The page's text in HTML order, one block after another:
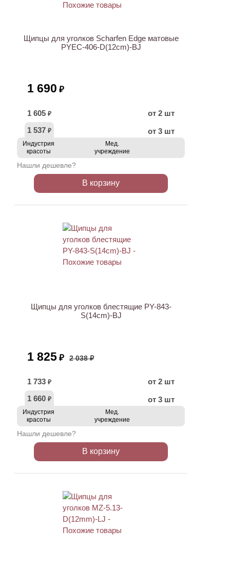
Щипцы для уголков Scharfen Edge матовые
PYEC-406-D(12cm)-BJ
1 690 ₽
1 605 ₽
от 2 шт
1 537 ₽ от 3 шт
Индустрия
красоты
Мед.
учреждение
Нашли дешевле?
В корзину
Щипцы для уголков блестящие PY-843-
S(14cm)-BJ
1 825 ₽ 2 038 ₽
1 733 ₽
от 2 шт
1 660 ₽ от 3 шт
Индустрия
красоты
Мед.
учреждение
Нашли дешевле?
В корзину